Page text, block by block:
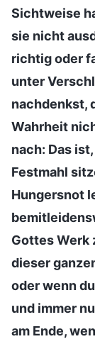
Sichtweise
sie nicht
richtig oder
unter
nachdenkst,
Wahrheit
nach: Das
Festmahl
Hungersnot
Gottes Werk
dieser
oder wenn
und immer
am Ende,